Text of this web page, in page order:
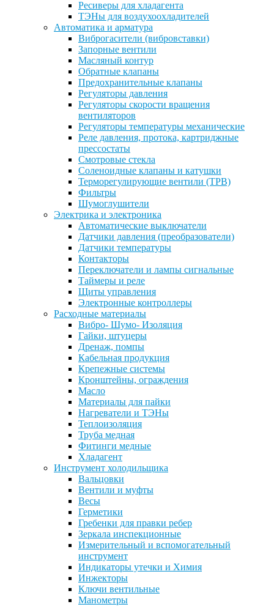
Ресиверы для хладагента
ТЭНы для воздухоохладителей
Автоматика и арматура
Виброгасители (вибровставки)
Запорные вентили
Масляный контур
Обратные клапаны
Предохранительные клапаны
Регуляторы давления
Регуляторы скорости вращения
вентиляторов
Регуляторы температуры механические
Реле давления, протока, картриджные
прессостаты
Смотровые стекла
Соленоидные клапаны и катушки
Терморегулирующие вентили (ТРВ)
Фильтры
Шумоглушители
Электрика и электроника
Автоматические выключатели
Датчики давления (преобразователи)
Датчики температуры
Контакторы
Переключатели и лампы сигнальные
Таймеры и реле
Щиты управления
Электронные контроллеры
Расходные материалы
Вибро- Шумо- Изоляция
Гайки, штуцеры
Дренаж, помпы
Кабельная продукция
Крепежные системы
Кронштейны, ограждения
Масло
Материалы для пайки
Нагреватели и ТЭНы
Теплоизоляция
Труба медная
Фитинги медные
Хладагент
Инструмент холодильщика
Вальцовки
Вентили и муфты
Весы
Герметики
Гребенки для правки ребер
Зеркала инспекционные
Измерительный и вспомогательный
инструмент
Индикаторы утечки и Химия
Инжекторы
Ключи вентильные
Манометры